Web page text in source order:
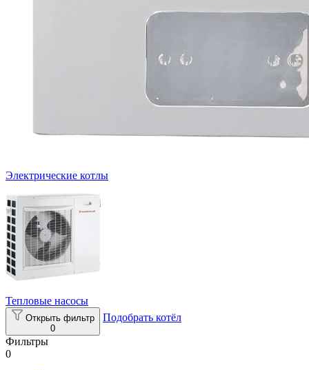
Электрические котлы
Тепловые насосы
Открыть фильтр
0
Подобрать котёл
Фильтры
0